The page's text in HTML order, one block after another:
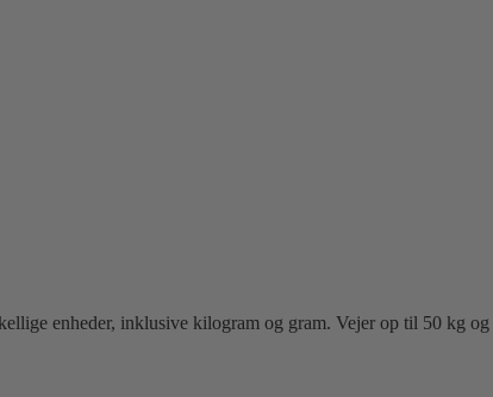
enheder, inklusive kilogram og gram. Vejer op til 50 kg